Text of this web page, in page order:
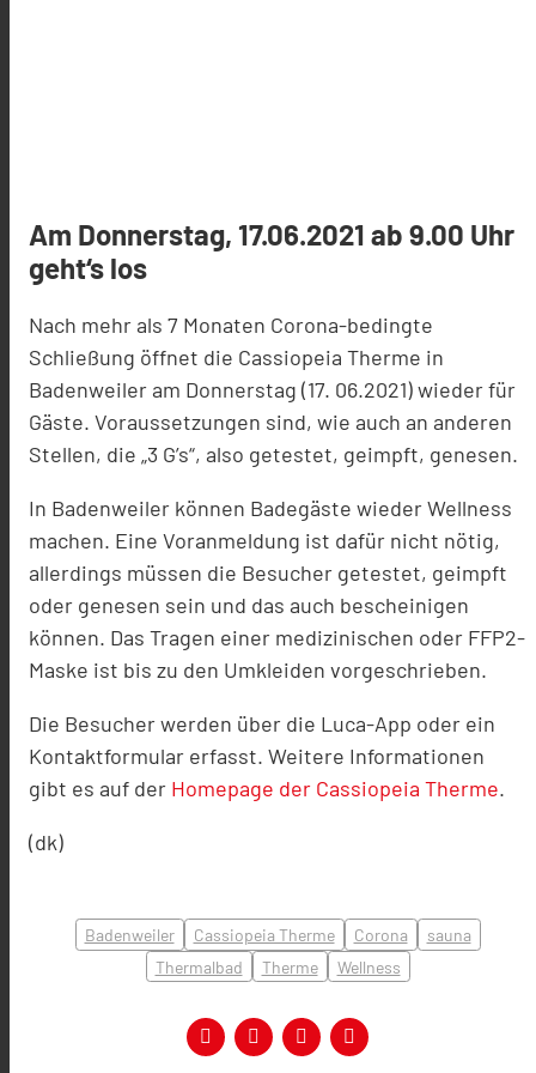
Am Donnerstag, 17.06.2021 ab 9.00 Uhr
geht‘s los
Nach mehr als 7 Monaten Corona-bedingte
Schließung öffnet die Cassiopeia Therme in
Badenweiler am Donnerstag (17. 06.2021) wieder für
Gäste. Voraussetzungen sind, wie auch an anderen
Stellen, die „3 G’s“, also getestet, geimpft, genesen.
In Badenweiler können Badegäste wieder Wellness
machen. Eine Voranmeldung ist dafür nicht nötig,
allerdings müssen die Besucher getestet, geimpft
oder genesen sein und das auch bescheinigen
können. Das Tragen einer medizinischen oder FFP2-
Maske ist bis zu den Umkleiden vorgeschrieben.
Die Besucher werden über die Luca-App oder ein
Kontaktformular erfasst. Weitere Informationen
gibt es auf der Homepage der Cassiopeia Therme.
(dk)
Badenweiler Cassiopeia Therme Corona
sauna
Thermalbad
Therme Wellness